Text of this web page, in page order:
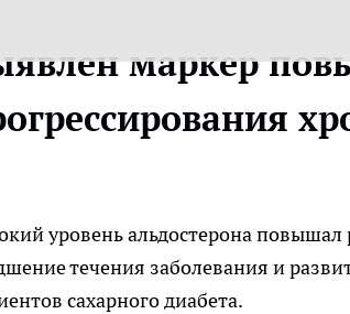
маркер
уровень альдостерона повышал
течения заболевания и
сахарного диабета.